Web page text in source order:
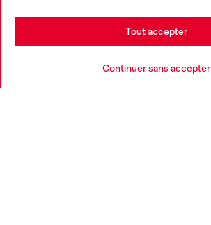
Continuer sans accepter
Tout accepter